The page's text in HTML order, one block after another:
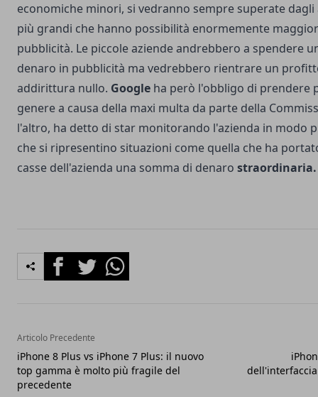
economiche minori, si vedranno sempre superate
più grandi che hanno possibilità enormemente
pubblicità. Le piccole aziende andrebbero a spendere
denaro in pubblicità ma vedrebbero rientrare un
addirittura nullo. Google ha però l'obbligo di prendere
genere a causa della maxi multa da parte della
l'altro, ha detto di star monitorando l'azienda in modo
che si ripresentino situazioni come quella che ha
casse dell'azienda una somma di denaro straordinaria.
FacebookTwitterWhatsapp
Articolo Precedente
iPhone 8 Plus vs iPhone 7 Plus: il nuovo
top gamma è molto più fragile del
precedente